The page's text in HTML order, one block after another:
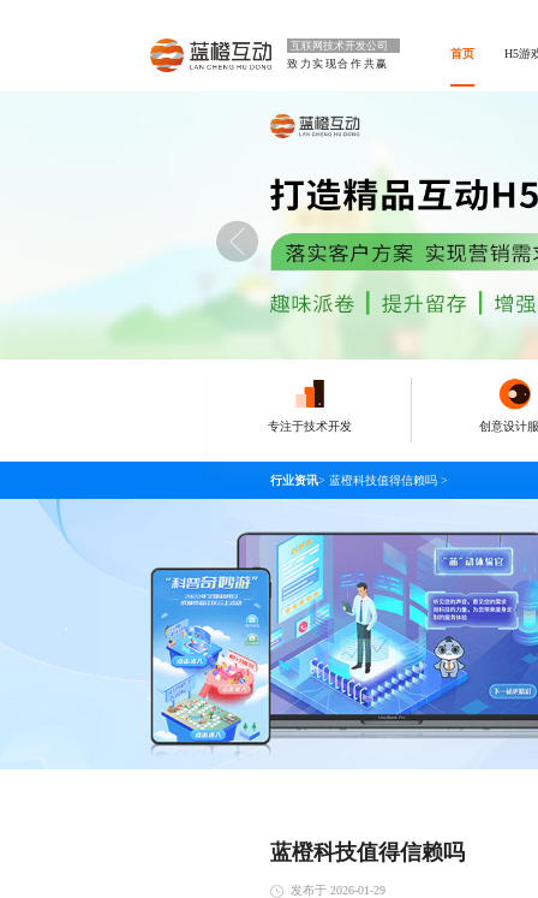
互联网技术开发公司
致力实现合作共赢
首页 H5游
专注于技术开发 创意设计
行业资讯> 蓝橙科技值得信赖吗 >
蓝橙科技值得信赖吗
发布于 2026-01-29